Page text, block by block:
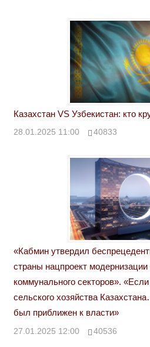
Казахстан VS Узбекистан: кто
28.01.2025 11:00 40833
«Кабмин утвердил
страны нацпроект модернизации
коммунального секторов».
сельского хозяйства
был приближен к власти»
27.01.2025 12:00 40536